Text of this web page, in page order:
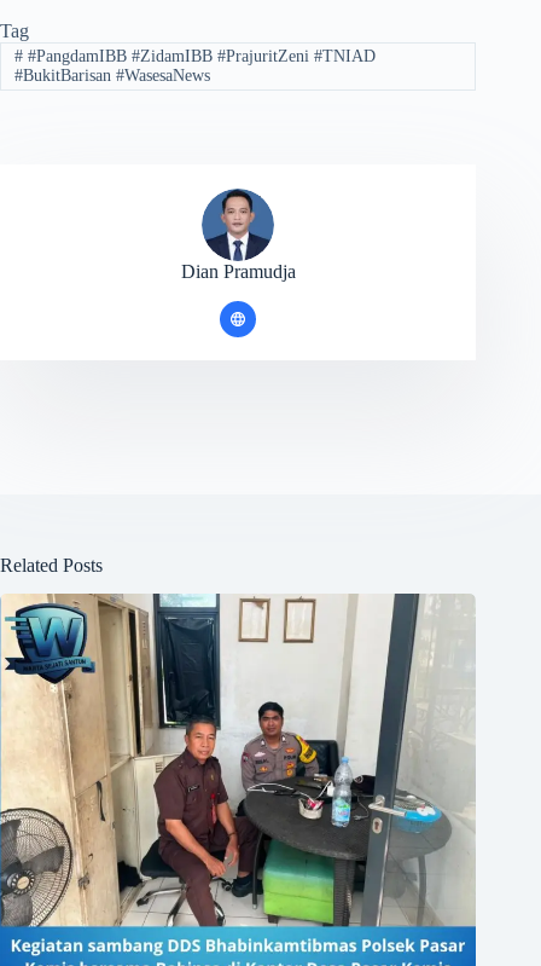
Tag
##PangdamIBB #ZidamIBB #PrajuritZeni #TNIAD
#BukitBarisan #WasesaNews
Dian Pramudja
Related Posts